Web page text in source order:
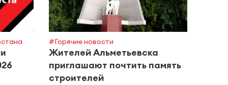
#Горячие новости
Жителей Альметьевска
приглашают почтить память
строителей